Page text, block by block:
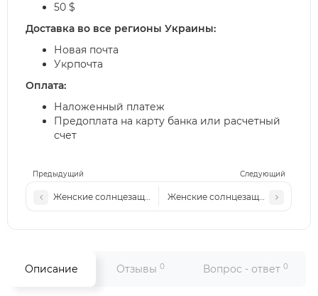
Предыдущий Следующий
Женские солнцезащитные очки Fen 7035 золото-
Женские солнцезащитные очки
50 $
Доставка во все регионы Украины:
Новая почта
Укрпочта
Оплата:
Наложенный платеж
Предоплата на карту банка или расчетный
счет
Описание Отзывы 0 Вопрос - ответ 0